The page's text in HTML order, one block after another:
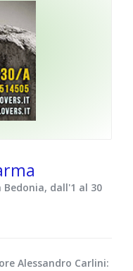
dall'1 al 30
Alessandro Carlini: